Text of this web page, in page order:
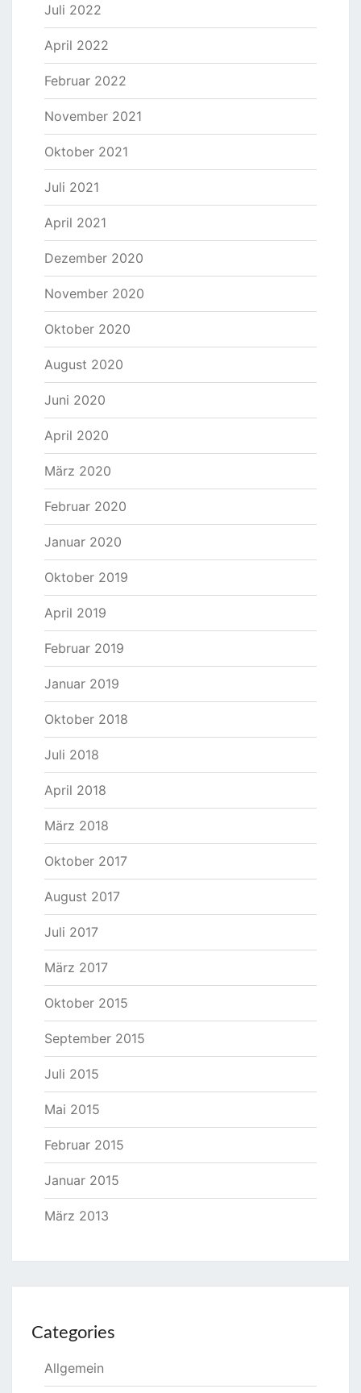
Juli 2022
April 2022
Februar 2022
November 2021
Oktober 2021
Juli 2021
April 2021
Dezember 2020
November 2020
Oktober 2020
August 2020
Juni 2020
April 2020
März 2020
Februar 2020
Januar 2020
Oktober 2019
April 2019
Februar 2019
Januar 2019
Oktober 2018
Juli 2018
April 2018
März 2018
Oktober 2017
August 2017
Juli 2017
März 2017
Oktober 2015
September 2015
Juli 2015
Mai 2015
Februar 2015
Januar 2015
März 2013
Categories
Allgemein